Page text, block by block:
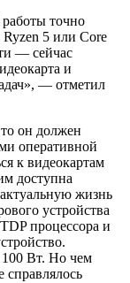
точно
5 или Core
— сейчас
и
— отметил
он должен
оперативной
к видеокартам
доступна
жизнь
устройства
процессора и
100 Вт. Но чем